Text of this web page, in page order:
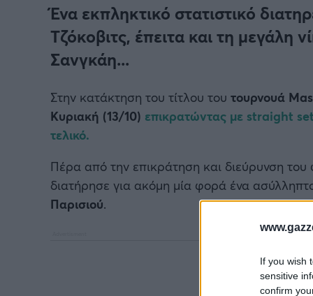
If you wish
sensitive
confirm
Ένα εκπληκτικό στατιστικό
Τζόκοβιτς, έπειτα και τη μεγάλη
Σανγκάη...
Στην κατάκτηση του τίτλου του τουρνουά
Κυριακή (13/10) επικρατώντας με straight
τελικό.
Πέρα από την επικράτηση και διεύρυνση του
διατήρησε για ακόμη μία φορά ένα
Παρισιού.